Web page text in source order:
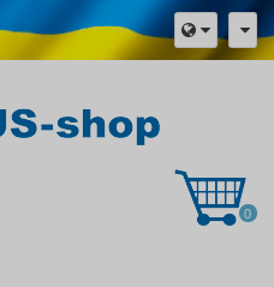
0
×
язык магазина
Українська
Закрыть